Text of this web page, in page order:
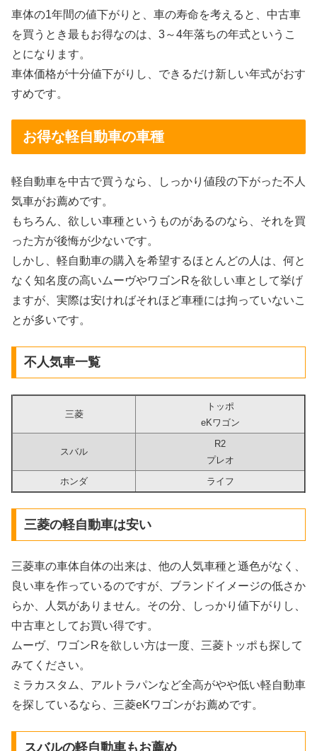
車体の1年間の値下がりと、車の寿命を考えると、中古車
を買うとき最もお得なのは、3～4年落ちの年式というこ
とになります。
車体価格が十分値下がりし、できるだけ新しい年式がおす
すめです。
お得な軽自動車の車種
軽自動車を中古で買うなら、しっかり値段の下がった不人
気車がお薦めです。
もちろん、欲しい車種というものがあるのなら、それを買
った方が後悔が少ないです。
しかし、軽自動車の購入を希望するほとんどの人は、何と
なく知名度の高いムーヴやワゴンRを欲しい車として挙げ
ますが、実際は安ければそれほど車種には拘っていないこ
とが多いです。
不人気車一覧
三菱
トッポ
eKワゴン
スバル
R2
プレオ
ホンダ
ライフ
三菱の軽自動車は安い
三菱車の車体自体の出来は、他の人気車種と遜色がなく、
良い車を作っているのですが、ブランドイメージの低さか
らか、人気がありません。その分、しっかり値下がりし、
中古車としてお買い得です。
ムーヴ、ワゴンRを欲しい方は一度、三菱トッポも探して
みてください。
ミラカスタム、アルトラパンなど全高がやや低い軽自動車
を探しているなら、三菱eKワゴンがお薦めです。
スバルの軽自動車もお薦め